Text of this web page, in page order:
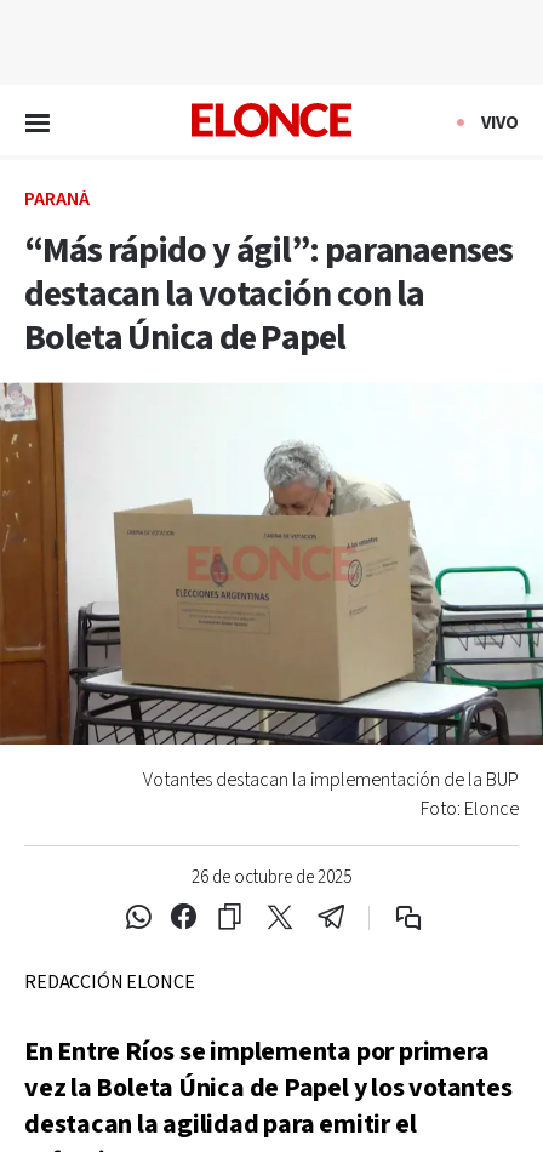
VIVO
PARANÁ
“Más rápido y ágil”: paranaenses
destacan la votación con la
Boleta Única de Papel
26 de octubre de 2025
Votantes destacan la implementación de la BUP
Foto: Elonce
REDACCIÓN ELONCE
En Entre Ríos se implementa por primera
vez la Boleta Única de Papel y los votantes
destacan la agilidad para emitir el